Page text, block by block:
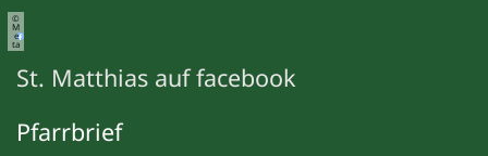
©
M
e
ta
St. Matthias auf facebook
Pfarrbrief